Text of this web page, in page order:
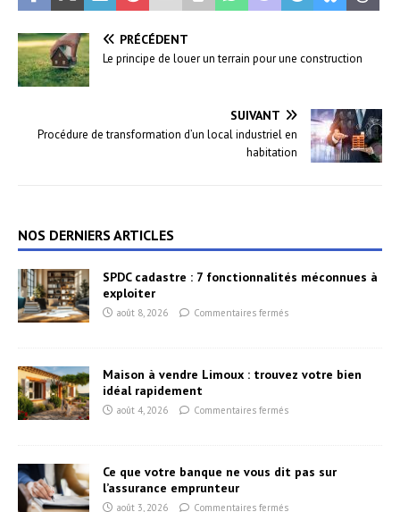
PRÉCÉDENT
Le principe de louer un terrain pour une construction
SUIVANT
Procédure de transformation d’un local industriel en
habitation
NOS DERNIERS ARTICLES
SPDC cadastre : 7 fonctionnalités méconnues à
exploiter
août 8, 2026 Commentaires fermés
Maison à vendre Limoux : trouvez votre bien
idéal rapidement
août 4, 2026 Commentaires fermés
Ce que votre banque ne vous dit pas sur
l’assurance emprunteur
août 3, 2026 Commentaires fermés